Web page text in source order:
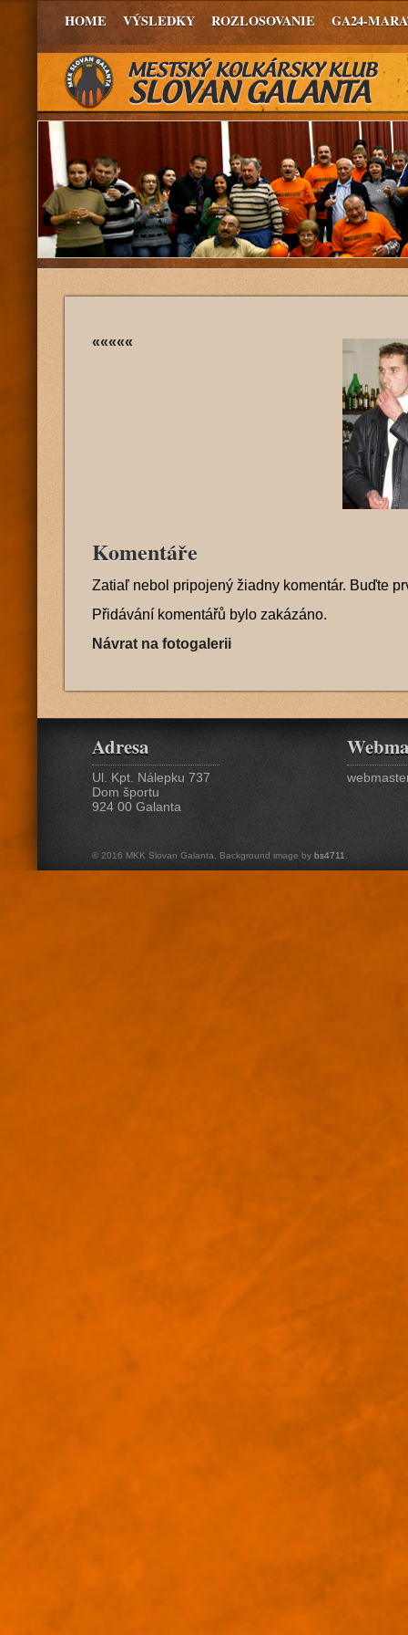
HOME VÝSLEDKY ROZLOSOVANIE GA24-
«««««
Komentáře
Zatiaľ nebol pripojený žiadny komentár. Buďte
Přidávání komentářů bylo zakázáno.
Návrat na fotogalerii
Adresa
Ul. Kpt. Nálepku 737
Dom športu
924 00 Galanta
© 2016 MKK Slovan Galanta. Background image by bs4711